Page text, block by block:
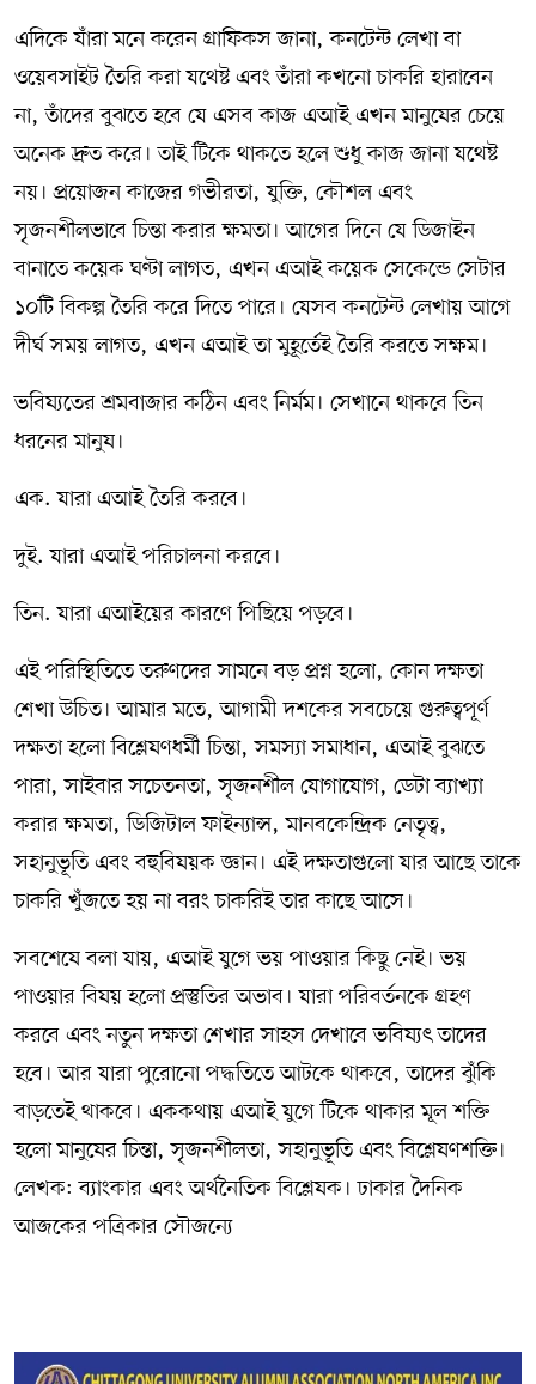
এদিকে যাঁরা মনে করেন গ্রাফিকস জানা, কনটেন্ট লেখা বা
ওয়েবসাইট তৈরি করা যথেষ্ট এবং তাঁরা কখনো চাকরি হারাবেন
না, তাঁদের বুঝতে হবে যে এসব কাজ এআই এখন মানুষের চেয়ে
অনেক দ্রুত করে। তাই টিকে থাকতে হলে শুধু কাজ জানা যথেষ্ট
নয়। প্রয়োজন কাজের গভীরতা, যুক্তি, কৌশল এবং
সৃজনশীলভাবে চিন্তা করার ক্ষমতা। আগের দিনে যে ডিজাইন
বানাতে কয়েক ঘণ্টা লাগত, এখন এআই কয়েক সেকেন্ডে সেটার
১০টি বিকল্প তৈরি করে দিতে পারে। যেসব কনটেন্ট লেখায় আগে
দীর্ঘ সময় লাগত, এখন এআই তা মুহূর্তেই তৈরি করতে সক্ষম।
ভবিষ্যতের শ্রমবাজার কঠিন এবং নির্মম। সেখানে থাকবে তিন
ধরনের মানুষ।
এক. যারা এআই তৈরি করবে।
দুই. যারা এআই পরিচালনা করবে।
তিন. যারা এআইয়ের কারণে পিছিয়ে পড়বে।
এই পরিস্থিতিতে তরুণদের সামনে বড় প্রশ্ন হলো, কোন দক্ষতা
শেখা উচিত। আমার মতে, আগামী দশকের সবচেয়ে গুরুত্বপূর্ণ
দক্ষতা হলো বিশ্লেষণধর্মী চিন্তা, সমস্যা সমাধান, এআই বুঝতে
পারা, সাইবার সচেতনতা, সৃজনশীল যোগাযোগ, ডেটা ব্যাখ্যা
করার ক্ষমতা, ডিজিটাল ফাইন্যান্স, মানবকেন্দ্রিক নেতৃত্ব,
সহানুভূতি এবং বহুবিষয়ক জ্ঞান। এই দক্ষতাগুলো যার আছে তাকে
চাকরি খুঁজতে হয় না বরং চাকরিই তার কাছে আসে।
সবশেষে বলা যায়, এআই যুগে ভয় পাওয়ার কিছু নেই। ভয়
পাওয়ার বিষয় হলো প্রস্তুতির অভাব। যারা পরিবর্তনকে গ্রহণ
করবে এবং নতুন দক্ষতা শেখার সাহস দেখাবে ভবিষ্যৎ তাদের
হবে। আর যারা পুরোনো পদ্ধতিতে আটকে থাকবে, তাদের ঝুঁকি
বাড়তেই থাকবে। এককথায় এআই যুগে টিকে থাকার মূল শক্তি
হলো মানুষের চিন্তা, সৃজনশীলতা, সহানুভূতি এবং বিশ্লেষণশক্তি।
লেখক: ব্যাংকার এবং অর্থনৈতিক বিশ্লেষক। ঢাকার দৈনিক
আজকের পত্রিকার সৌজন্যে